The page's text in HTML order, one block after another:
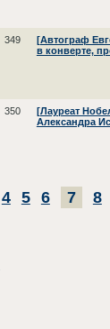
349
[Автограф
в конверте,
350
[Лауреат
Александра
4 5 6 7 8